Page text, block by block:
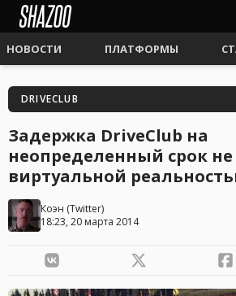
НОВОСТИ ПЛАТФОРМЫ
DRIVECLUB
Задержка DriveClub на
неопределенный срок не
виртуальной
Коэн (Twitter)
18:23, 20 марта 2014